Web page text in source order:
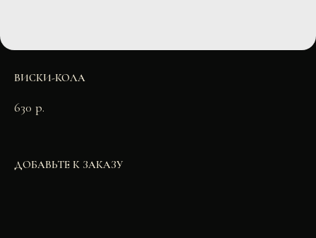
ВИСКИ-КОЛА
630 р.
ДОБАВЬТЕ К ЗАКАЗУ